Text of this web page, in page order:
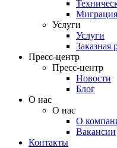
Услуги
Услуги
Заказная
Пресс-центр
Пресс-центр
Новости
Блог
О нас
О нас
О
Вакансии
Контакты